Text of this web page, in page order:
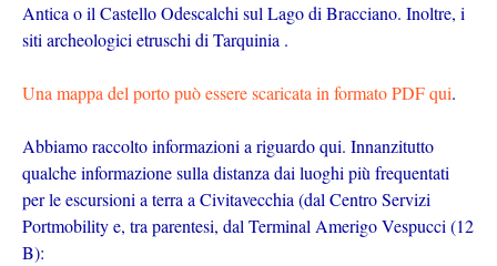
Antica o il Castello Odescalchi sul Lago di Bracciano. Inoltre, i
siti archeologici etruschi di Tarquinia .
Una mappa del porto può essere scaricata in formato PDF qui.
Abbiamo raccolto informazioni a riguardo qui. Innanzitutto
qualche informazione sulla distanza dai luoghi più frequentati
per le escursioni a terra a Civitavecchia (dal Centro Servizi
Portmobility e, tra parentesi, dal Terminal Amerigo Vespucci (12
B):